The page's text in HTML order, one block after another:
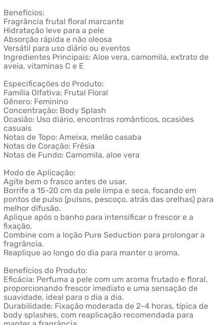
Benefícios:
Fragrância frutal floral marcante
Hidratação leve para a pele
Absorção rápida e não oleosa
Versátil para uso diário ou eventos
Ingredientes Principais: Aloe vera, camomila, extrato de
aveia, vitaminas C e E
Especificações do Produto:
Família Olfativa: Frutal Floral
Gênero: Feminino
Concentração: Body Splash
Ocasião: Uso diário, encontros românticos, ocasiões
casuais
Notas de Topo: Ameixa, melão casaba
Notas de Coração: Frésia
Notas de Fundo: Camomila, aloe vera
Modo de Aplicação:
Agite bem o frasco antes de usar.
Borrife a 15-20 cm da pele limpa e seca, focando em
pontos de pulso (pulsos, pescoço, atrás das orelhas) para
melhor difusão.
Aplique após o banho para intensificar o frescor e a
fixação.
Combine com a loção Pure Seduction para prolongar a
fragrância.
Reaplique ao longo do dia para manter o aroma.
Benefícios do Produto:
Eficácia: Perfuma a pele com um aroma frutado e floral,
proporcionando frescor imediato e uma sensação de
suavidade, ideal para o dia a dia.
Durabilidade: Fixação moderada de 2-4 horas, típica de
body splashes, com reaplicação recomendada para